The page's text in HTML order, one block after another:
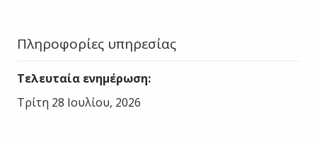
Πληροφορίες υπηρεσίας
Τελευταία ενημέρωση:
Τρίτη 28 Ιουλίου, 2026